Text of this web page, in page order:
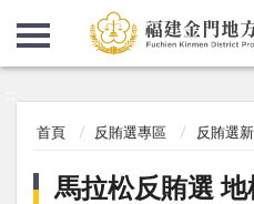
首頁 反賄選專區 反賄選
馬拉松反賄選